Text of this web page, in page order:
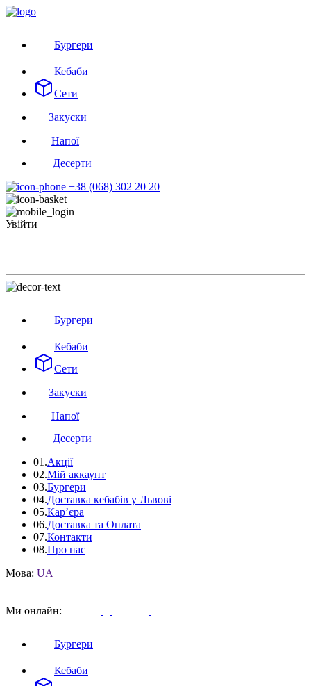
Бургери
Кебаби
Сети
Закуски
Напої
Десерти
+38 (068) 302 20 20
Увійти
Бургери
Кебаби
Сети
Закуски
Напої
Десерти
01.Акції
02.Мій аккаунт
03.Бургери
04.Доставка кебабів у Львові
05.Кар’єра
06.Доставка та Оплата
07.Контакти
08.Про нас
Мова: UA
Ми онлайн:
Бургери
Кебаби